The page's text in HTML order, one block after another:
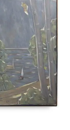
FUSAINS